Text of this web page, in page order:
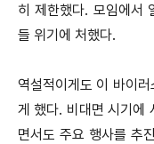
히 제한했다. 모임에서
들 위기에 처했다.
역설적이게도 이 바이
게 했다. 비대면 시기에
면서도 주요 행사를 추